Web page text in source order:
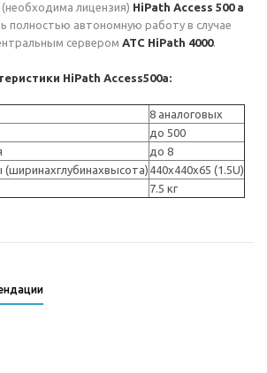
лицензия) HiPath Access 500 a
автономную работу в случае
сервером АТС HiPath 4000.
HiPath Access500a:
8 аналоговых
до 500
до 8
440x440x65 (1.5U)
7.5 кг